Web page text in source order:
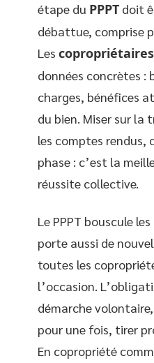
étape du PPPT doit
débattue, comprise
Les copropriétaires
données concrètes :
charges, bénéfices
du bien. Miser sur la
les comptes rendus,
phase : c’est la
réussite collective.
Le PPPT bouscule
porte aussi de
toutes les
l’occasion.
démarche
pour une fois, tirer
En copropriété